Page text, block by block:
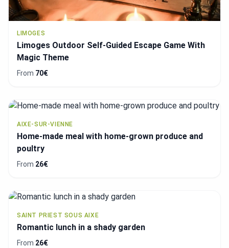
LIMOGES
Limoges Outdoor Self-Guided Escape Game With
Magic Theme
From 70€
AIXE-SUR-VIENNE
Home-made meal with home-grown produce and
poultry
From 26€
SAINT PRIEST SOUS AIXE
Romantic lunch in a shady garden
From 26€